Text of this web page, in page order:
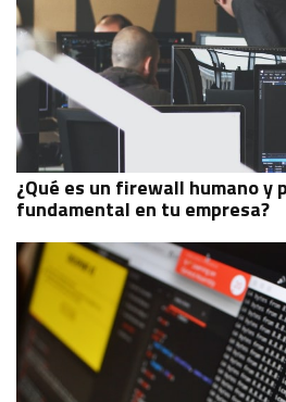
¿Qué es un firewall humano y
fundamental en tu empresa?